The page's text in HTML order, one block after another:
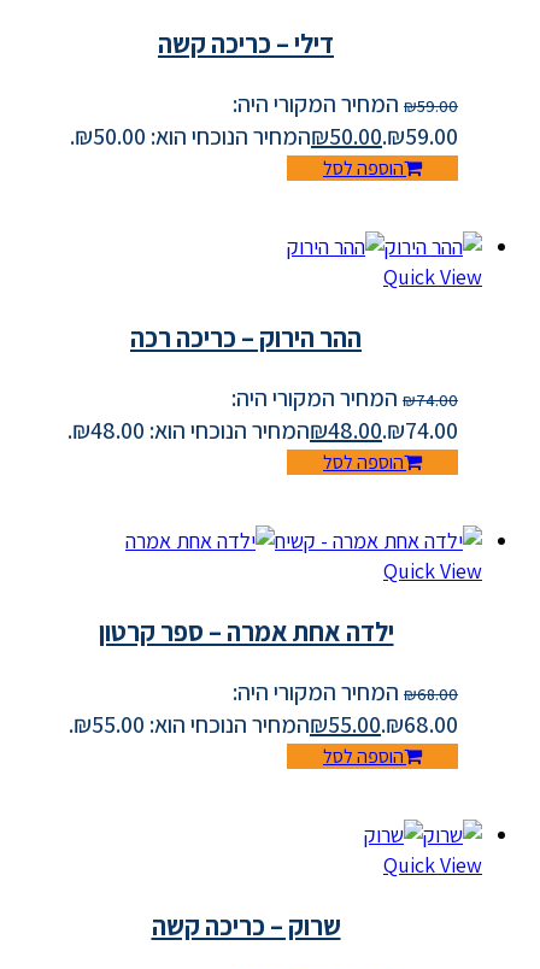
דילי – כריכה קשה
₪59.00
המחיר המקורי היה:
₪59.00.
₪50.00 המחיר הנוכחי הוא: ₪50.00.
הוספה לסל
Quick View
ההר הירוק – כריכה רכה
₪74.00
המחיר המקורי היה:
₪74.00.
₪48.00 המחיר הנוכחי הוא: ₪48.00.
הוספה לסל
Quick View
ילדה אחת אמרה – ספר קרטון
₪68.00
המחיר המקורי היה:
₪68.00.
₪55.00 המחיר הנוכחי הוא: ₪55.00.
הוספה לסל
Quick View
שרוק – כריכה קשה